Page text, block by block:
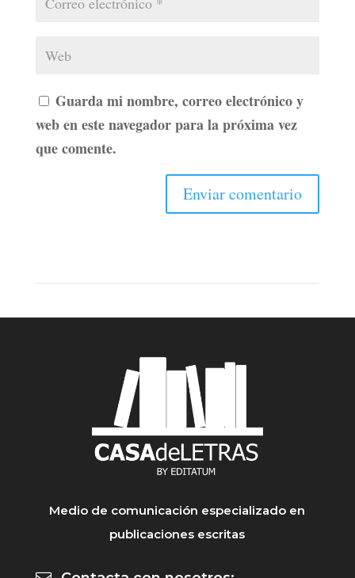
Guarda mi nombre, correo electrónico y
web en este navegador para la próxima vez
que comente.
Medio de comunicación especializado en
publicaciones escritas